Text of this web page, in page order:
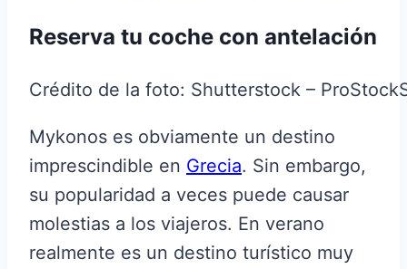
Reserva tu coche con antelación
Crédito de la foto: Shutterstock –
Mykonos es obviamente un destino
imprescindible en Grecia. Sin embargo,
su popularidad a veces puede causar
molestias a los viajeros. En verano
realmente es un destino turístico muy